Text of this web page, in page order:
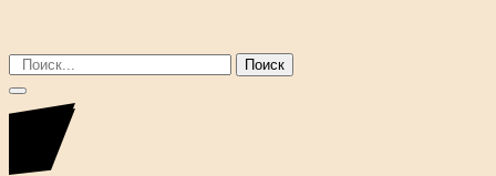
Поиск